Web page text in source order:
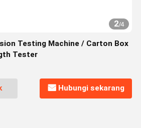
2/4
Testing Machine / Carton Box
Tester
Hubungi sekarang